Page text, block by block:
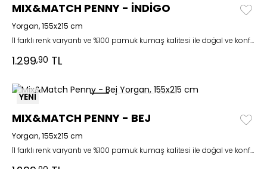
MIX&MATCH PENNY - İNDİGO
Yorgan, 155x215 cm
11 farklı renk varyantı ve %100 pamuk kumaş kalitesi ile doğal ve konforlu bir şıklık
1.299,90 TL
YENİ
MIX&MATCH PENNY - BEJ
Yorgan, 155x215 cm
11 farklı renk varyantı ve %100 pamuk kumaş kalitesi ile doğal ve konforlu bir şıklık